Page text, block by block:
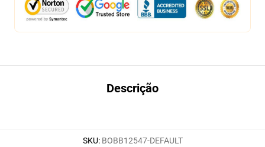
Descrição
SKU: BOBB12547-DEFAULT